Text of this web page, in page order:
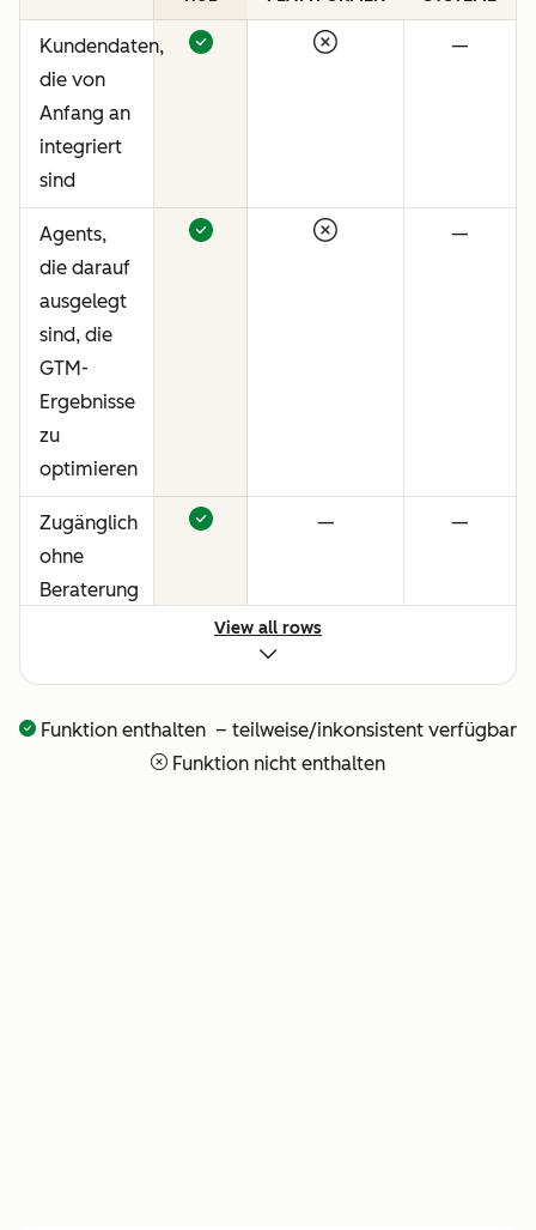
Kundendaten,
die von
Anfang an
integriert
sind
—
Agents,
die darauf
ausgelegt
sind, die
GTM-
Ergebnisse
zu
optimieren
—
Zugänglich
ohne
Beraterung
Setup
— —
Vollständige
— —
View all rows
Funktion enthalten – teilweise/inkonsistent verfügbar
Funktion nicht enthalten